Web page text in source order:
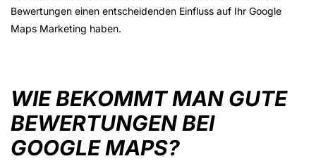
Bewertungen einen entscheidenden Einfluss auf Ihr Google
Maps Marketing haben.
WIE BEKOMMT MAN GUTE
BEWERTUNGEN BEI
GOOGLE MAPS?